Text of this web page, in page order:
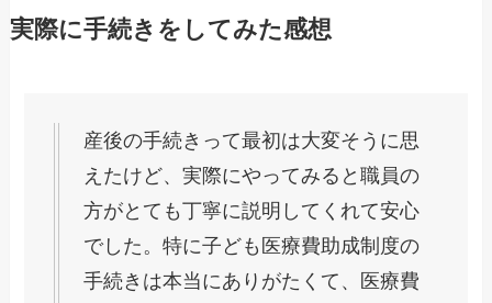
実際に手続きをしてみた感想
産後の手続きって最初は大変そうに思
えたけど、実際にやってみると職員の
方がとても丁寧に説明してくれて安心
でした。特に子ども医療費助成制度の
手続きは本当にありがたくて、医療費